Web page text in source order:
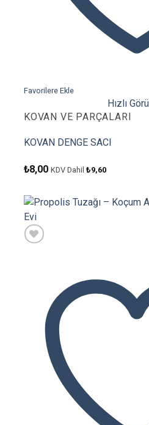
Favorilere Ekle
Hızlı
KOVAN VE PARÇALARI
KOVAN DENGE SACI
₺8,00 KDV Dahil ₺9,60